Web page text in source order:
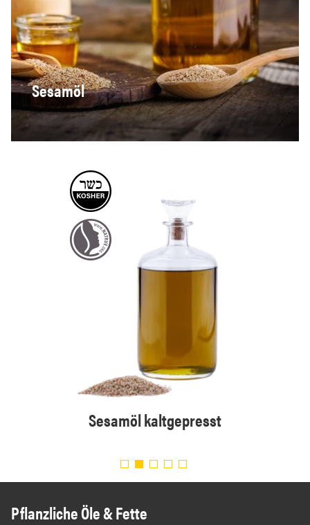
Sesamöl
Sesamöl kaltgepresst
Pflanzliche Öle & Fette